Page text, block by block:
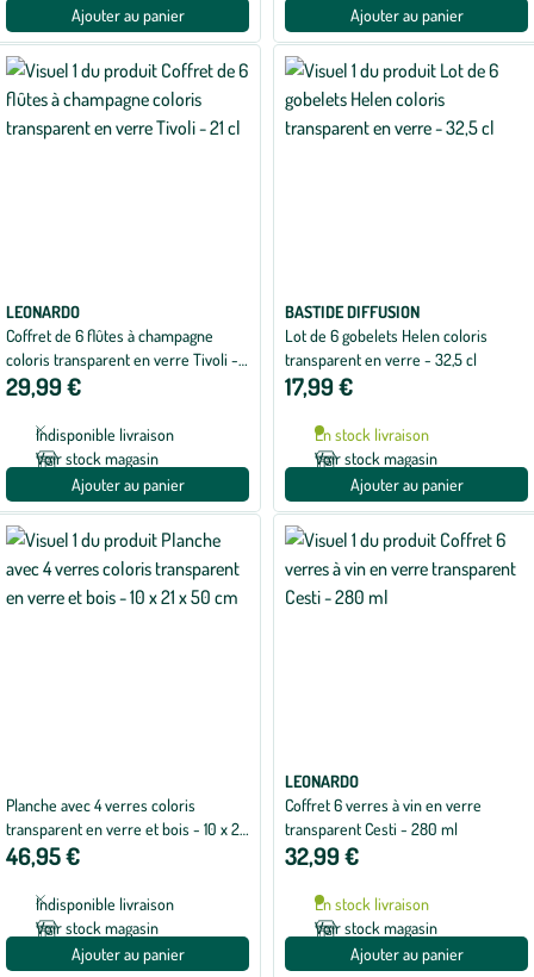
Ajouter au panier
Ajouter au panier
LEONARDO
Coffret de 6 flûtes à champagne
coloris transparent en verre Tivoli -
21 cl
29,99 €
Indisponible livraison
Voir stock magasin
Ajouter au panier
BASTIDE DIFFUSION
Lot de 6 gobelets Helen coloris
transparent en verre - 32,5 cl
17,99 €
En stock livraison
Voir stock magasin
Ajouter au panier
Planche avec 4 verres coloris
transparent en verre et bois - 10 x 21
x 50 cm
46,95 €
Indisponible livraison
Voir stock magasin
Ajouter au panier
LEONARDO
Coffret 6 verres à vin en verre
transparent Cesti - 280 ml
32,99 €
En stock livraison
Voir stock magasin
Ajouter au panier